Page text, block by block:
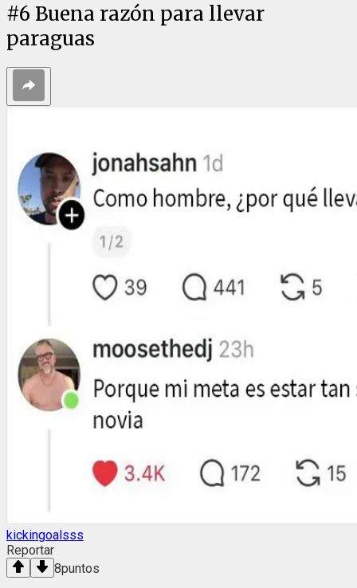
#6 Buena razón para llevar
paraguas
kickingoalsss
Reportar
8puntos